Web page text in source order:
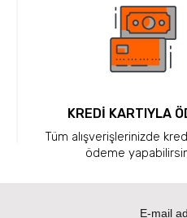
KREDİ KARTIYLA
Tüm alışverişlerinizde
ödeme